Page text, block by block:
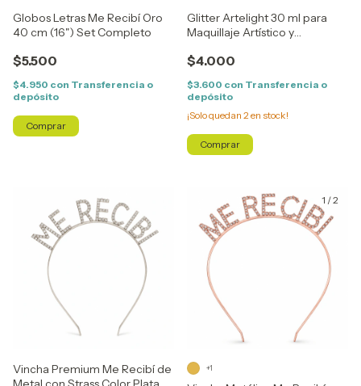
Globos Letras Me Recibí Oro
40 cm (16") Set Completo
$5.500
$4.950 con Transferencia o
depósito
Glitter Artelight 30 ml para
Maquillaje Artístico y
$4.000
$3.600 con Transferencia o
depósito
¡Solo quedan 2en stock!
Comprar
Vincha Premium Me Recibí de
1 /2
+1